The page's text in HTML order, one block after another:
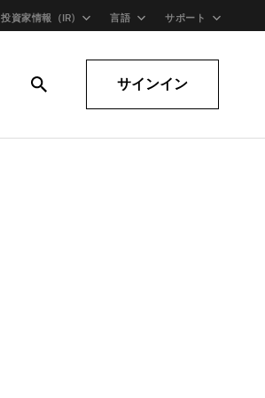
投資家情報（IR) 言語 サポート
サインイン